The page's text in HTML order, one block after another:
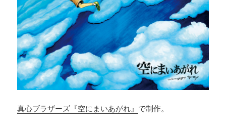
真心ブラザーズ『空にまいあがれ』 で制作。